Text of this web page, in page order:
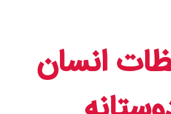
انسان